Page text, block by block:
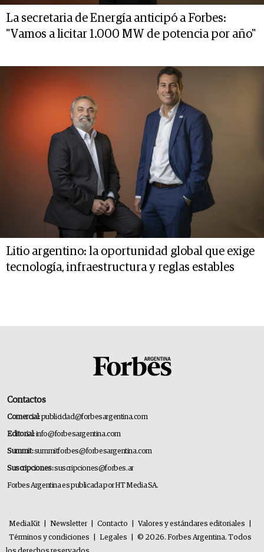
La secretaria de Energía anticipó a Forbes:
"Vamos a licitar 1.000 MW de potencia por año"
Litio argentino: la oportunidad global que exige
tecnología, infraestructura y reglas estables
Contactos
Comercial:publicidad@forbesargentina.com
Editorial:info@forbesargentina.com
Summit:summitforbes@forbesargentina.com
Suscripciones:suscripciones@forbes.ar
Forbes Argentina es publicada por HT Media SA.
MediaKit Newsletter Contacto Valores y estándares editoriales
Términos y condiciones
Legales
© 2026. Forbes Argentina. Todos